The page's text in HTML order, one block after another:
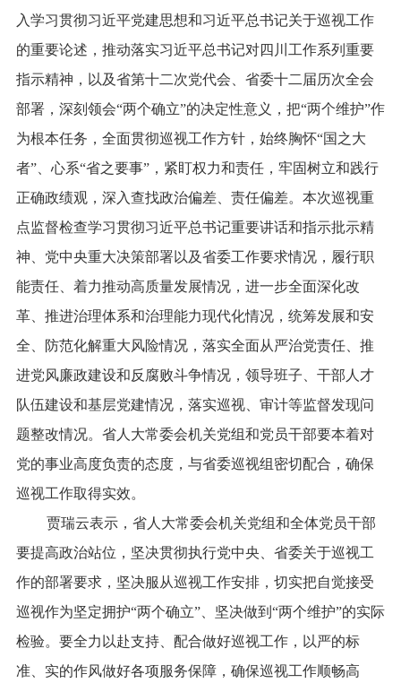
入学习贯彻习近平党建思想和习近平总书记关于巡视工作
的重要论述，推动落实习近平总书记对四川工作系列重要
指示精神，以及省第十二次党代会、省委十二届历次全会
部署，深刻领会“两个确立”的决定性意义，把“两个维护”作
为根本任务，全面贯彻巡视工作方针，始终胸怀“国之大
者”、心系“省之要事”，紧盯权力和责任，牢固树立和践行
正确政绩观，深入查找政治偏差、责任偏差。本次巡视重
点监督检查学习贯彻习近平总书记重要讲话和指示批示精
神、党中央重大决策部署以及省委工作要求情况，履行职
能责任、着力推动高质量发展情况，进一步全面深化改
革、推进治理体系和治理能力现代化情况，统筹发展和安
全、防范化解重大风险情况，落实全面从严治党责任、推
进党风廉政建设和反腐败斗争情况，领导班子、干部人才
队伍建设和基层党建情况，落实巡视、审计等监督发现问
题整改情况。省人大常委会机关党组和党员干部要本着对
党的事业高度负责的态度，与省委巡视组密切配合，确保
巡视工作取得实效。
贾瑞云表示，省人大常委会机关党组和全体党员干部
要提高政治站位，坚决贯彻执行党中央、省委关于巡视工
作的部署要求，坚决服从巡视工作安排，切实把自觉接受
巡视作为坚定拥护“两个确立”、坚决做到“两个维护”的实际
检验。要全力以赴支持、配合做好巡视工作，以严的标
准、实的作风做好各项服务保障，确保巡视工作顺畅高